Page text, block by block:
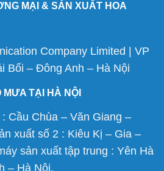
MẠI & SẢN XUẤT HOA
Company Limited | VP
Bối – Đông Anh – Hà Nội
TẠI HÀ NỘI
Cầu Chùa – Văn Giang –
xuất số 2 : Kiêu Kị – Gia –
sản xuất tập trung : Yên Hà
– Hà Nội.